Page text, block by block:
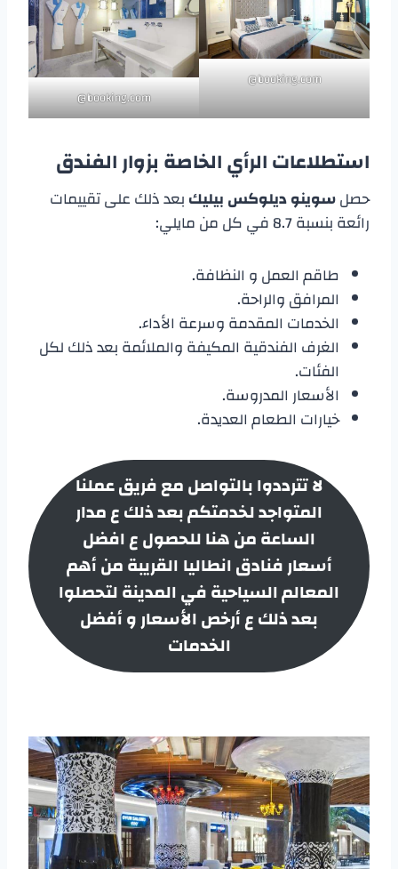
booking.com@
booking.com@
استطلاعات الرأي الخاصة بزوار الفندق
حصلسوينو ديلوكس بيليكبعد ذلك على تقييمات
رائعة بنسبة 8.7 في كل من مايلي:
طاقم العمل و النظافة.
المرافق والراحة.
الخدمات المقدمة وسرعة الأداء.
الغرف الفندقية المكيفة والملائمة بعد ذلك لكل
الفئات.
الأسعار المدروسة.
خيارات الطعام العديدة.
لا تترددوا بالتواصل مع فريق عملنا
المتواجد لخدمتكم بعد ذلك ع مدار
الساعة من هنا للحصول ع افضل
أسعارفنادق انطاليا القريبة من أهم
المعالم السياحية في المدينة لتحصلوا
بعد ذلك ع أرخص الأسعار و أفضل
الخدمات